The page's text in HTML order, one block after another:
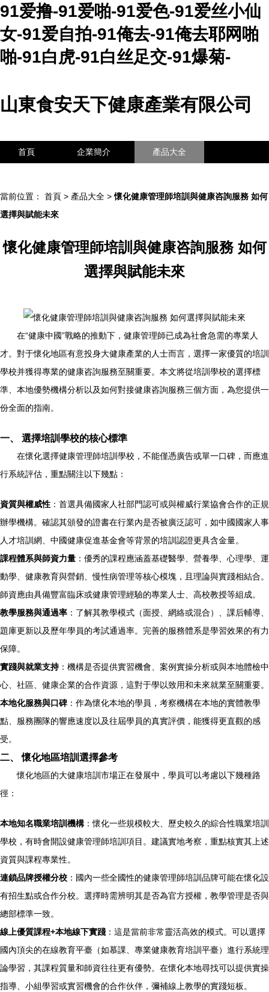
91爱撸-91爱啪-91爱色-91爱丝小仙
女-91爱自拍-91俺去-91俺去耶网啪
啪-91白虎-91白丝足交-91爆菊-
山東食安天下健康產業有限公司
首頁 企業簡介 產品大全
當前位置： 首頁 > 產品大全 > 懷化健康管理師培訓與健康咨詢服務 如何
選擇與賦能未來
懷化健康管理師培訓與健康咨詢服務 如何
選擇與賦能未來
在“健康中國”戰略的推動下，健康管理師已成為社會急需的專業人
才。對于懷化地區有意投身大健康產業的人士而言，選擇一家優質的培訓
學校并獲得專業的健康咨詢服務至關重要。本文將從培訓學校的選擇標
準、本地優勢機構分析以及如何對接健康咨詢服務三個方面，為您提供一
份全面的指南。
一、 選擇培訓學校的核心標準
在懷化選擇健康管理師培訓學校，不能僅憑廣告或單一口碑，而應進
行系統評估，重點關注以下幾點：
資質與權威性 ：首選具備國家人社部門認可或與權威行業協會合作的正規
辦學機構。確認其頒發的證書在行業內是否被廣泛認可，如中國國家人事
人才培訓網、中國健康促進基金會等背景的培訓認證更具含金量。
課程體系與師資力量 ：優秀的課程應涵蓋基礎醫學、營養學、心理學、運
動學、健康教育與營銷、慢性病管理等核心模塊，且理論與實踐相結合。
師資應由具備豐富臨床或健康管理經驗的專業人士、高校教授等組成。
教學服務與通過率 ：了解其教學模式（面授、網絡或混合）、課后輔導、
題庫更新以及歷年學員的考試通過率。完善的服務體系是學習效果的有力
保障。
實踐與就業支持：機構是否提供實習機會、案例實操分析或與本地體檢中
心、社區、健康企業的合作資源，這對于學以致用和未來就業至關重要。
本地化服務與口碑 ：作為懷化本地的學員，考察機構在本地的實體教學
點、服務團隊的響應速度以及往屆學員的真實評價，能獲得更直觀的感
受。
二、 懷化地區培訓選擇參考
懷化地區的大健康培訓市場正在發展中，學員可以考慮以下幾種路
徑：
本地知名職業培訓機構：懷化一些規模較大、歷史較久的綜合性職業培訓
學校，有時會開設健康管理師培訓項目。建議實地考察，重點核實其上述
資質與課程專業性。
連鎖品牌授權分校 ：國內一些全國性的健康管理師培訓品牌可能在懷化設
有招生點或合作分校。選擇時需辨明其是否為官方授權，教學管理是否與
總部標準一致。
線上優質課程+本地線下實踐 ：這是當前非常靈活高效的模式。可以選擇
國內頂尖的在線教育平臺（如慕課、專業健康教育培訓平臺）進行系統理
論學習，其課程質量和師資往往更有優勢。在懷化本地尋找可以提供實操
指導、小組學習或實習機會的合作伙伴，彌補線上教學的實踐短板。